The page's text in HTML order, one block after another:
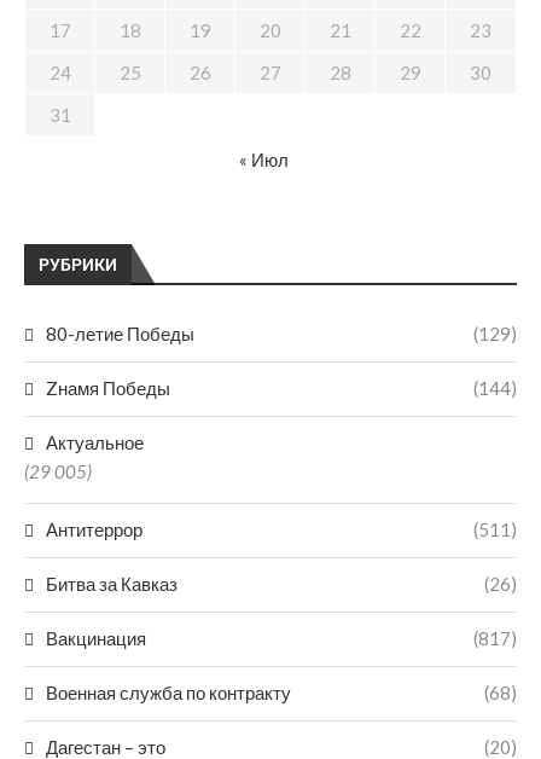
РУБРИКИ
80-летие Победы (129)
Zнамя Победы (144)
Актуальное
(29 005)
Антитеррор (511)
Битва за Кавказ (26)
Вакцинация (817)
Военная служба по контракту (68)
Дагестан – это (20)
17
18 19 20 21 22
23
24
25 26 27 28 29
30
31
« Июл